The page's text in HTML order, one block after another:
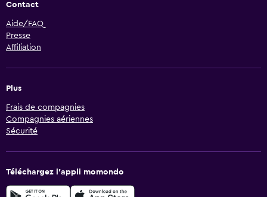
Contact
Aide/FAQ
Presse
Affiliation
Plus
Frais de compagnies
Compagnies aériennes
Sécurité
Téléchargez l’appli momondo